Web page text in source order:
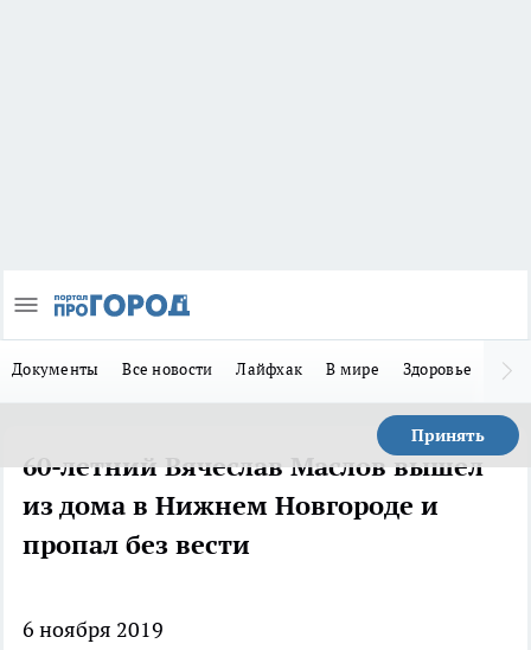
Документы Все новости Лайфхак В мире Здоровье
Принять
60-летний Вячеслав Маслов вышел
из дома в Нижнем Новгороде и
пропал без вести
6 ноября 2019